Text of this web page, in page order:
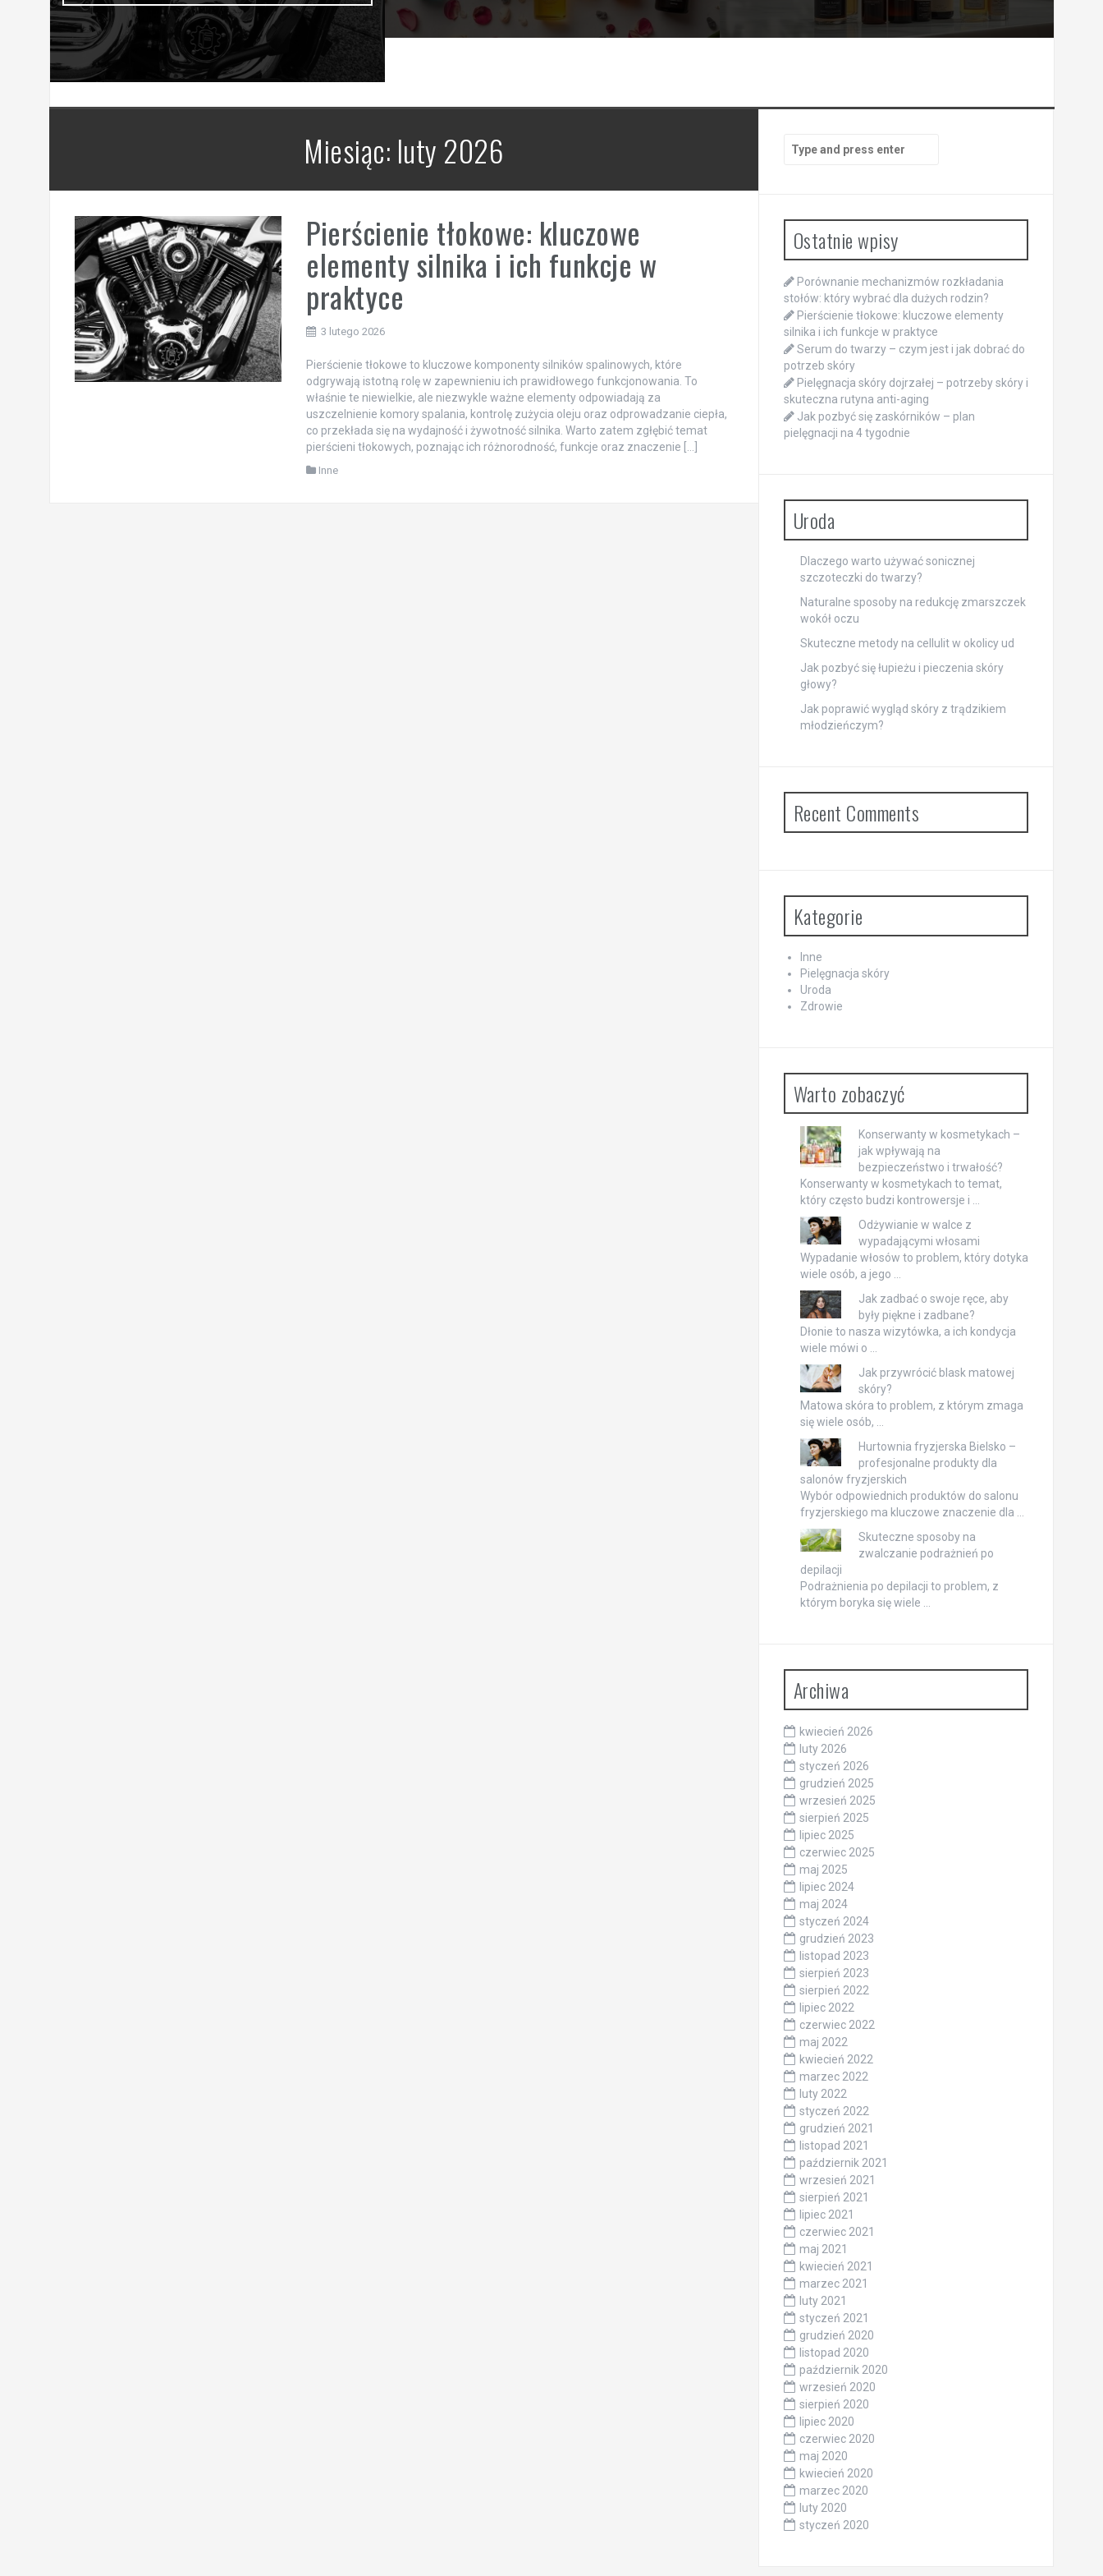
Miesiąc: luty 2026
Pierścienie tłokowe: kluczowe
elementy silnika i ich funkcje w
praktyce
3 lutego 2026
Pierścienie tłokowe to kluczowe komponenty silników spalinowych, które
odgrywają istotną rolę w zapewnieniu ich prawidłowego funkcjonowania. To
właśnie te niewielkie, ale niezwykle ważne elementy odpowiadają za
uszczelnienie komory spalania, kontrolę zużycia oleju oraz odprowadzanie ciepła,
co przekłada się na wydajność i żywotność silnika. Warto zatem zgłębić temat
pierścieni tłokowych, poznając ich różnorodność, funkcje oraz znaczenie […]
Inne
for:
Ostatnie wpisy
Porównanie mechanizmów rozkładania
stołów: który wybrać dla dużych rodzin?
Pierścienie tłokowe: kluczowe elementy
silnika i ich funkcje w praktyce
Serum do twarzy – czym jest i jak dobrać do
potrzeb skóry
Pielęgnacja skóry dojrzałej – potrzeby skóry i
skuteczna rutyna anti-aging
Jak pozbyć się zaskórników – plan
pielęgnacji na 4 tygodnie
Uroda
Dlaczego warto używać sonicznej
szczoteczki do twarzy?
Naturalne sposoby na redukcję zmarszczek
wokół oczu
Skuteczne metody na cellulit w okolicy ud
Jak pozbyć się łupieżu i pieczenia skóry
głowy?
Jak poprawić wygląd skóry z trądzikiem
młodzieńczym?
Recent Comments
Kategorie
Inne
Pielęgnacja skóry
Uroda
Zdrowie
Warto zobaczyć
Konserwanty w kosmetykach –
jak wpływają na
bezpieczeństwo i trwałość?
Konserwanty w kosmetykach to temat,
który często budzi kontrowersje i …
Odżywianie w walce z
wypadającymi włosami
Wypadanie włosów to problem, który dotyka
wiele osób, a jego …
Jak zadbać o swoje ręce, aby
były piękne i zadbane?
Dłonie to nasza wizytówka, a ich kondycja
wiele mówi o …
Jak przywrócić blask matowej
skóry?
Matowa skóra to problem, z którym zmaga
się wiele osób, …
Hurtownia fryzjerska Bielsko –
profesjonalne produkty dla
salonów fryzjerskich
Wybór odpowiednich produktów do salonu
fryzjerskiego ma kluczowe znaczenie dla …
Skuteczne sposoby na
zwalczanie podrażnień po
depilacji
Podrażnienia po depilacji to problem, z
którym boryka się wiele …
Archiwa
kwiecień 2026
luty 2026
styczeń 2026
grudzień 2025
wrzesień 2025
sierpień 2025
lipiec 2025
czerwiec 2025
maj 2025
lipiec 2024
maj 2024
styczeń 2024
grudzień 2023
listopad 2023
sierpień 2023
sierpień 2022
lipiec 2022
czerwiec 2022
maj 2022
kwiecień 2022
marzec 2022
luty 2022
styczeń 2022
grudzień 2021
listopad 2021
październik 2021
wrzesień 2021
sierpień 2021
lipiec 2021
czerwiec 2021
maj 2021
kwiecień 2021
marzec 2021
luty 2021
styczeń 2021
grudzień 2020
listopad 2020
październik 2020
wrzesień 2020
sierpień 2020
lipiec 2020
czerwiec 2020
maj 2020
kwiecień 2020
marzec 2020
luty 2020
styczeń 2020